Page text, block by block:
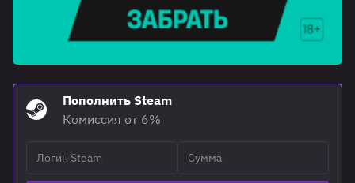
Пополнить Steam
Комиссия от 6%